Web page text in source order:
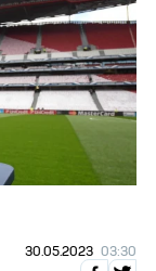
30.05.2023 03:30